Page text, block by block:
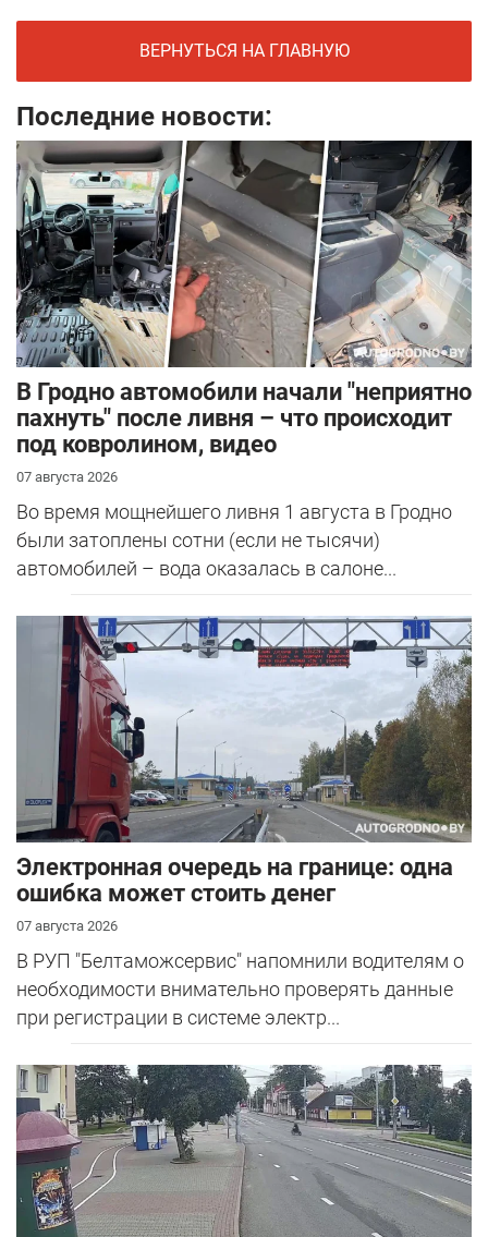
ВЕРНУТЬСЯ НА ГЛАВНУЮ
Последние новости:
В Гродно автомобили начали "неприятно
пахнуть" после ливня – что происходит
под ковролином, видео
07 августа 2026
Во время мощнейшего ливня 1 августа в Гродно
были затоплены сотни (если не тысячи)
автомобилей – вода оказалась в салоне...
Электронная очередь на границе: одна
ошибка может стоить денег
07 августа 2026
В РУП "Белтаможсервис" напомнили водителям о
необходимости внимательно проверять данные
при регистрации в системе электр...